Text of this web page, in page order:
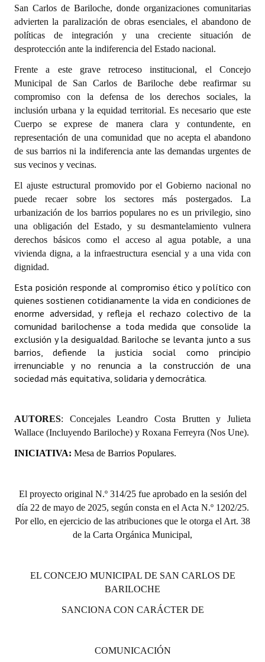
NORMATIVA
Comunicaciones
Declaraciones
Resoluciones
Resoluciones de Presidencia
INSTITUCIONAL
Antiguos Pobladores
Noticias Destacadas
Registros y Distinciones
Datos Históricos
Premio al Mérito - Registro
Audiencias Públicas - Registro
Mujeres que Dejaron Huellas - Registro
Periodistas Decanos - Registro
Ciudadano Ilustre - Registro
Banca del Vecino - Registro
Antiguos Pobladores - Registro
Reconocimientos - Registro
Entrega de distinciones
REFORMA DE LA CARTA ORGÁNICA
San Carlos de Bariloche, donde organizaciones comunitarias
advierten la paralización de obras esenciales, el abandono de
políticas de integración y una creciente situación de
desprotección ante la indiferencia del Estado nacional.
Frente a este grave retroceso institucional, el Concejo
Municipal de San Carlos de Bariloche debe reafirmar su
compromiso con la defensa de los derechos sociales, la
inclusión urbana y la equidad territorial. Es necesario que este
Cuerpo se exprese de manera clara y contundente, en
representación de una comunidad que no acepta el abandono
de sus barrios ni la indiferencia ante las demandas urgentes de
sus vecinos y vecinas.
El ajuste estructural promovido por el Gobierno nacional no
puede recaer sobre los sectores más postergados. La
urbanización de los barrios populares no es un privilegio, sino
una obligación del Estado, y su desmantelamiento vulnera
derechos básicos como el acceso al agua potable, a una
vivienda digna, a la infraestructura esencial y a una vida con
dignidad.
Esta posición responde al compromiso ético y político con
quienes sostienen cotidianamente la vida en condiciones de
enorme adversidad, y refleja el rechazo colectivo de la
comunidad barilochense a toda medida que consolide la
exclusión y la desigualdad. Bariloche se levanta junto a sus
barrios, defiende la justicia social como principio
irrenunciable y no renuncia a la construcción de una
sociedad más equitativa, solidaria y democrática.
AUTORES: ConcejalesLeandro Costa Brutten y Julieta
Wallace (Incluyendo Bariloche) y Roxana Ferreyra (Nos Une).
INICIATIVA: Mesa de Barrios Populares.
El proyecto original N.º 314/25 fue aprobado en la sesión del
día 22 de mayo de 2025, según consta en el Acta N.º 1202/25.
Por ello, en ejercicio de las atribuciones que le otorga el Art. 38
de la Carta Orgánica Municipal,
EL CONCEJO MUNICIPAL DE SAN CARLOS DE
BARILOCHE
SANCIONA CON CARÁCTER DE
COMUNICACIÓN